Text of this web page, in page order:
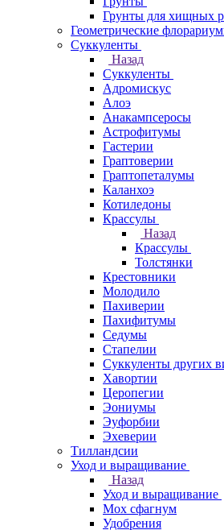
Грунты для хищных
Геометрические
Суккуленты
Назад
Суккуленты
Адромискус
Алоэ
Анакампсеросы
Астрофитумы
Гастерии
Граптоверии
Граптопеталумы
Каланхоэ
Котиледоны
Крассулы
Назад
Крассулы
Толстянки
Крестовники
Молодило
Пахиверии
Пахифитумы
Седумы
Стапелии
Суккуленты других
Хавортии
Церопегии
Эониумы
Эуфорбии
Эхеверии
Тилландсии
Уход и выращивание
Назад
Уход и выращивание
Мох сфагнум
Удобрения